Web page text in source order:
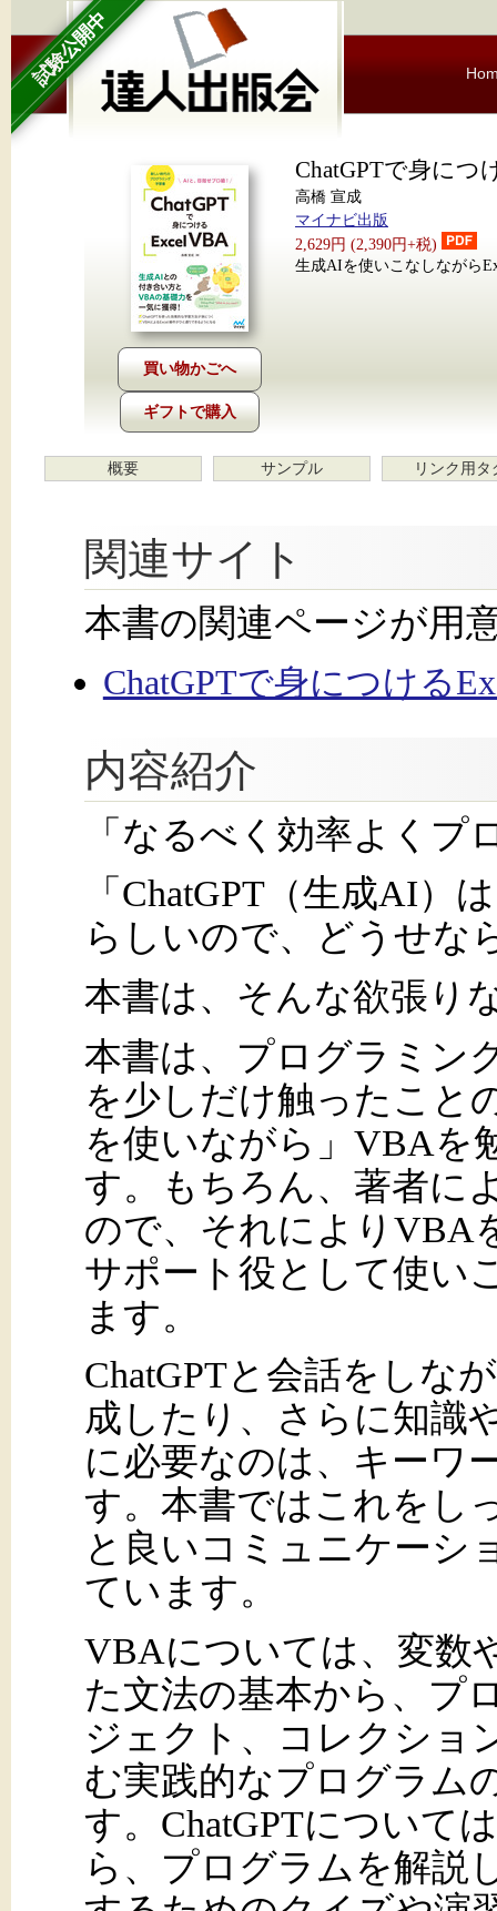
試験公開中
ギフトで購入
ChatGPTで身につ
高橋 宣成
マイナビ出版
2,629円 (2,390円+税)
生成AIを使いこなしながら
概要 サンプル リンク用タ
関連サイト
本書の関連ページが用
ChatGPTで身につける
内容紹介
「なるべく効率よく
「ChatGPT（生成AI）
らしいので、どうせな
本書は、そんな欲張り
本書は、プログラミン
を少しだけ触ったこと
を使いながら」VBAを
す。もちろん、著者に
ので、それによりVBA
サポート役として使い
ます。
ChatGPTと会話をしな
成したり、さらに知識
に必要なのは、キーワ
す。本書ではこれをし
と良いコミュニケーシ
ています。
VBAについては、変数
た文法の基本から、プ
ジェクト、コレクショ
む実践的なプログラム
す。ChatGPTについて
ら、プログラムを解説